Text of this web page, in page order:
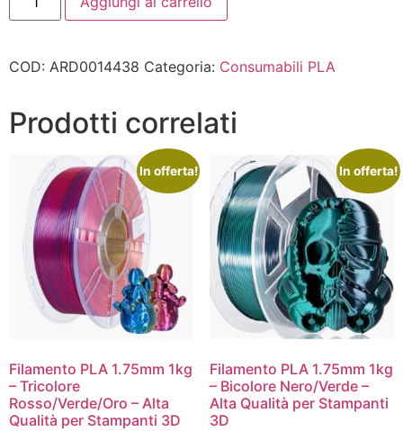
COD: ARD0014438 Categoria: Consumabili PLA
Prodotti correlati
In offerta!
Filamento PLA 1.75mm 1kg
– Tricolore
Rosso/Verde/Oro – Alta
Qualità per Stampanti 3D
In offerta!
Filamento PLA 1.75mm 1kg
– Bicolore Nero/Verde –
Alta Qualità per Stampanti
3D